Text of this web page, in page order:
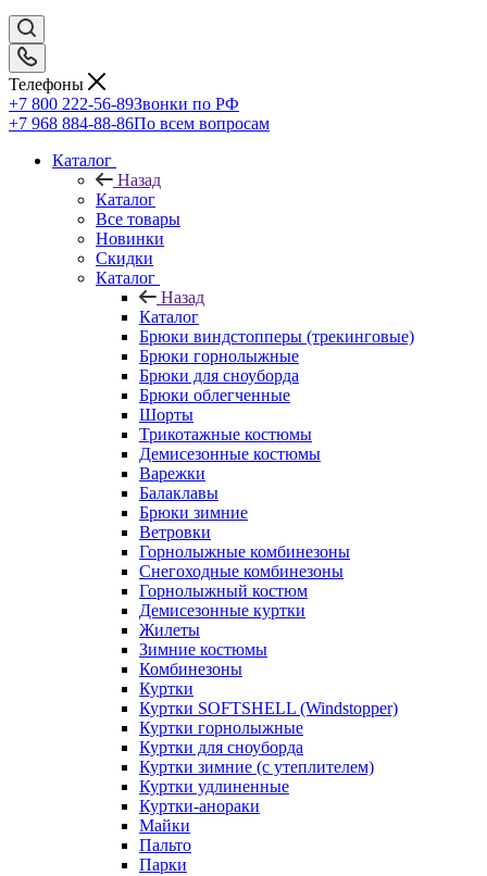
Телефоны
+7 800 222-56-89Звонки по РФ
+7 968 884-88-86По всем вопросам
Каталог
Назад
Каталог
Все товары
Новинки
Скидки
Каталог
Назад
Каталог
Брюки виндстопперы (трекинговые)
Брюки горнолыжные
Брюки для сноуборда
Брюки облегченные
Шорты
Трикотажные костюмы
Демисезонные костюмы
Варежки
Балаклавы
Брюки зимние
Ветровки
Горнолыжные комбинезоны
Снегоходные комбинезоны
Горнолыжный костюм
Демисезонные куртки
Жилеты
Зимние костюмы
Комбинезоны
Куртки
Куртки SOFTSHELL (Windstopper)
Куртки горнолыжные
Куртки для сноуборда
Куртки зимние (с утеплителем)
Куртки удлиненные
Куртки-анораки
Майки
Пальто
Парки